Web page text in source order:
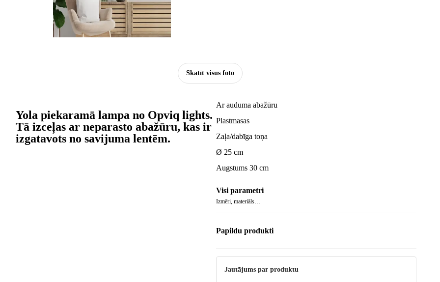
Skatīt visus foto
Yola piekaramā lampa no Opviq lights.
Tā izceļas ar neparasto abažūru, kas ir
izgatavots no savijuma lentēm.
Ar auduma abažūru
Plastmasas
Zaļa/dabīga toņa
Ø 25 cm
Augstums 30 cm
Visi parametri
Izmēri, materiāls…
Papildu produkti
Jautājums par produktu